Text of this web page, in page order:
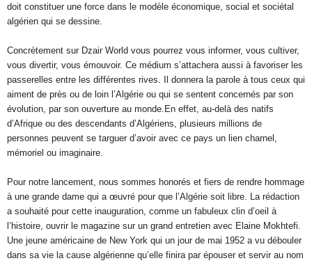
doit constituer une force dans le modèle économique, social et sociétal
algérien qui se dessine.
Concrètement sur Dzair World vous pourrez vous informer, vous cultiver,
vous divertir, vous émouvoir. Ce médium s’attachera aussi à favoriser les
passerelles entre les différentes rives. Il donnera la parole à tous ceux qui
aiment de près ou de loin l’Algérie ou qui se sentent concernés par son
évolution, par son ouverture au monde.En effet, au-delà des natifs
d’Afrique ou des descendants d’Algériens, plusieurs millions de
personnes peuvent se targuer d’avoir avec ce pays un lien charnel,
mémoriel ou imaginaire.
Pour notre lancement, nous sommes honorés et fiers de rendre hommage
à une grande dame qui a œuvré pour que l’Algérie soit libre. La rédaction
a souhaité pour cette inauguration, comme un fabuleux clin d’oeil à
l’histoire, ouvrir le magazine sur un grand entretien avec Elaine Mokhtefi.
Une jeune américaine de New York qui un jour de mai 1952 a vu débouler
dans sa vie la cause algérienne qu’elle finira par épouser et servir au nom